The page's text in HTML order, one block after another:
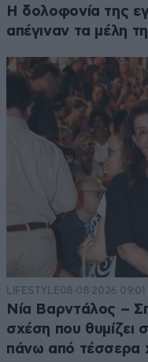
Η δολοφονία της
απέγιναν τα μέλη
LIFESTYLE08·08·2026 09:01
Νία Βαρντάλος –
σχέση που θυμίζει
πάνω από τέσσερα